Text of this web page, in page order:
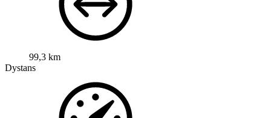
99,3 km
Dystans